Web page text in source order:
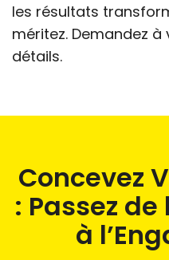
les résultats
méritez. Demandez
détails.
Concevez
: Passez
à